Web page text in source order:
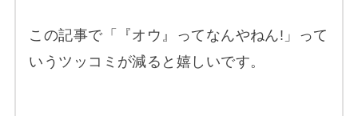
この記事で「『オウ』ってなんやねん!」って
いうツッコミが減ると嬉しいです。